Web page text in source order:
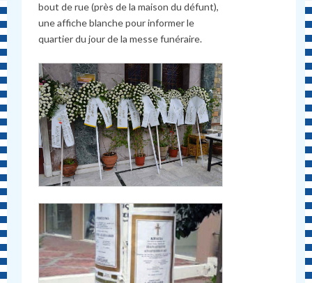
bout de rue (près de la maison du défunt),
une affiche blanche pour informer le
quartier du jour de la messe funéraire.